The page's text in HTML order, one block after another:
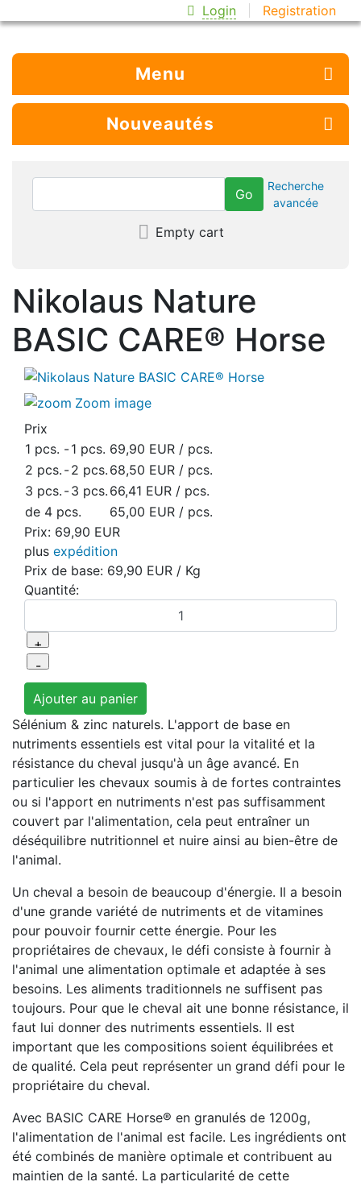
Login Registration
Menu
Nouveautés
Recherche
avancée
Empty cart
Nikolaus Nature
BASIC CARE® Horse
Zoom image
Prix
1 pcs. -1 pcs. 69,90 EUR / pcs.
2 pcs. -2 pcs. 68,50 EUR / pcs.
3 pcs. -3 pcs. 66,41 EUR / pcs.
de 4 pcs.
65,00 EUR / pcs.
Prix: 69,90 EUR
plus expédition
Prix de base: 69,90 EUR / Kg
Quantité:
Sélénium & zinc naturels. L'apport de base en
nutriments essentiels est vital pour la vitalité et la
résistance du cheval jusqu'à un âge avancé. En
particulier les chevaux soumis à de fortes contraintes
ou si l'apport en nutriments n'est pas suffisamment
couvert par l'alimentation, cela peut entraîner un
déséquilibre nutritionnel et nuire ainsi au bien-être de
l'animal.
Un cheval a besoin de beaucoup d'énergie. Il a besoin
d'une grande variété de nutriments et de vitamines
pour pouvoir fournir cette énergie. Pour les
propriétaires de chevaux, le défi consiste à fournir à
l'animal une alimentation optimale et adaptée à ses
besoins. Les aliments traditionnels ne suffisent pas
toujours. Pour que le cheval ait une bonne résistance, il
faut lui donner des nutriments essentiels. Il est
important que les compositions soient équilibrées et
de qualité. Cela peut représenter un grand défi pour le
propriétaire du cheval.
Avec BASIC CARE Horse® en granulés de 1200g,
l'alimentation de l'animal est facile. Les ingrédients ont
été combinés de manière optimale et contribuent au
maintien de la santé. La particularité de cette